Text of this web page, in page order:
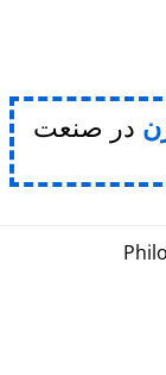
در صنعت